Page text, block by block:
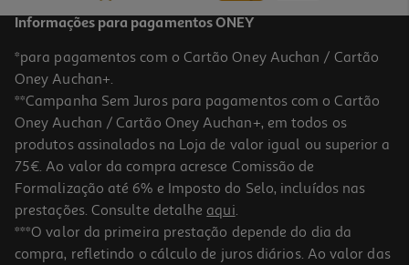
4.8 (5291)
Smartphone Samsung Galaxy S26+ 256gb Violeta
1199.99 €/un
Informações para pagamentos ONEY
*para pagamentos com o Cartão Oney Auchan / Cartão
Oney Auchan+.
**Campanha Sem Juros para pagamentos com o Cartão
Oney Auchan / Cartão Oney Auchan+, em todos os
produtos assinalados na Loja de valor igual ou superior a
75€. Ao valor da compra acresce Comissão de
Formalização até 6% e Imposto do Selo, incluídos nas
prestações. Consulte detalhe aqui.
***O valor da primeira prestação depende do dia da
compra, refletindo o cálculo de juros diários. Ao valor das